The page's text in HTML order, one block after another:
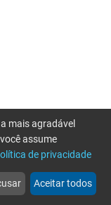
web more_horiz
Mais
mais agradável
assume
de privacidade
Aceitar todos